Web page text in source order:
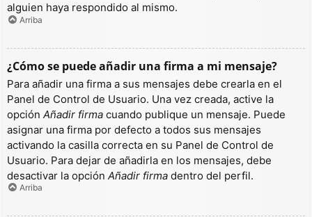
alguien haya respondido al mismo.
Arriba
¿Cómo se puede añadir una firma a mi mensaje?
Para añadir una firma a sus mensajes debe crearla en el
Panel de Control de Usuario. Una vez creada, active la
opción Añadir firma cuando publique un mensaje. Puede
asignar una firma por defecto a todos sus mensajes
activando la casilla correcta en su Panel de Control de
Usuario. Para dejar de añadirla en los mensajes, debe
desactivar la opción Añadir firma dentro del perfil.
Arriba